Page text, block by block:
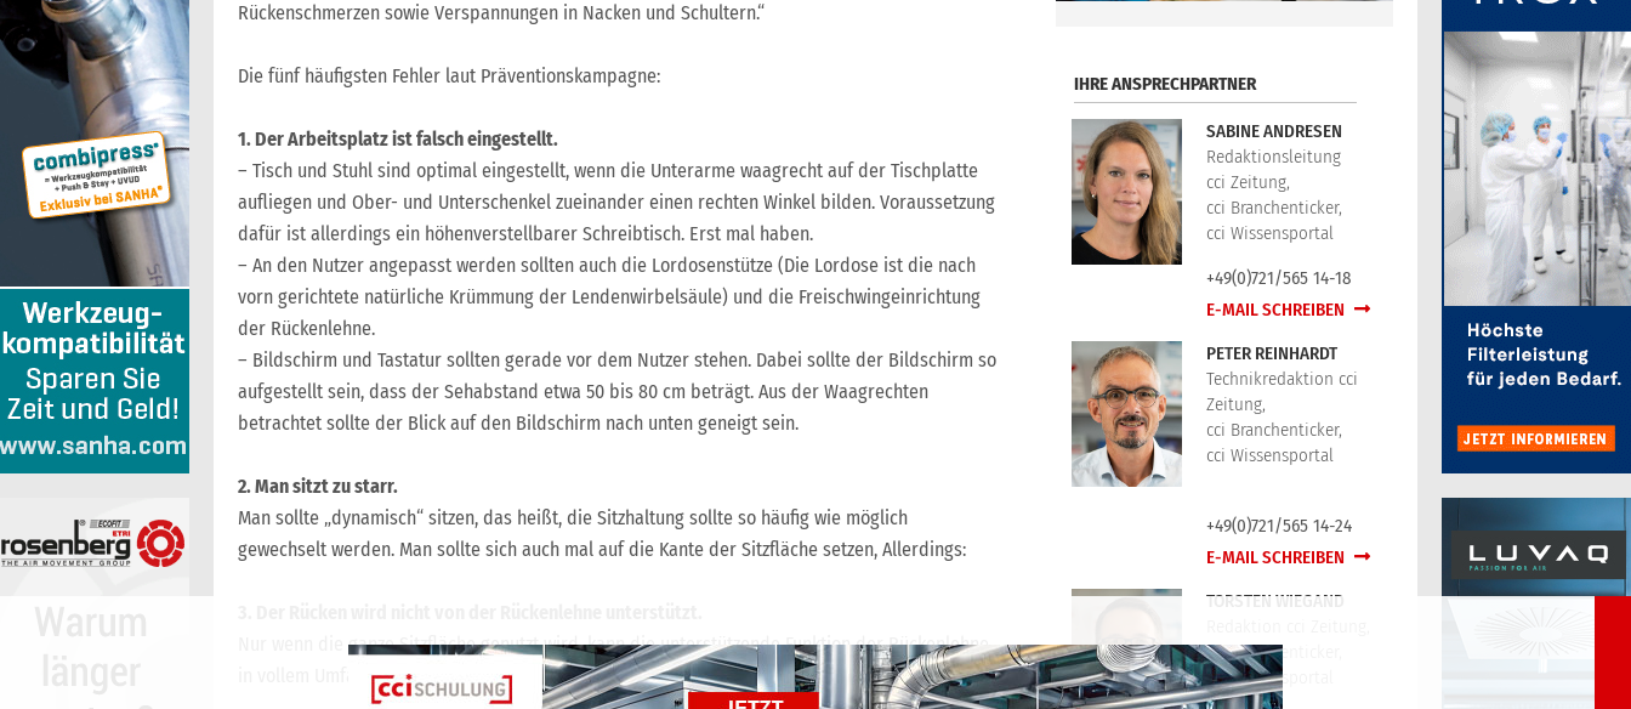
Rückenschmerzen sowie Verspannungen in Nacken und Schultern.“
Die fünf häufigsten Fehler laut Präventionskampagne:
1. Der Arbeitsplatz ist falsch eingestellt.
– Tisch und Stuhl sind optimal eingestellt, wenn die Unterarme waagrecht auf der Tischplatte
aufliegen und Ober- und Unterschenkel zueinander einen rechten Winkel bilden. Voraussetzung
dafür ist allerdings ein höhenverstellbarer Schreibtisch. Erst mal haben.
– An den Nutzer angepasst werden sollten auch die Lordosenstütze (Die Lordose ist die nach
vorn gerichtete natürliche Krümmung der Lendenwirbelsäule) und die Freischwingeinrichtung
der Rückenlehne.
– Bildschirm und Tastatur sollten gerade vor dem Nutzer stehen. Dabei sollte der Bildschirm so
aufgestellt sein, dass der Sehabstand etwa 50 bis 80 cm beträgt. Aus der Waagrechten
betrachtet sollte der Blick auf den Bildschirm nach unten geneigt sein.
2. Man sitzt zu starr.
Man sollte „dynamisch“ sitzen, das heißt, die Sitzhaltung sollte so häufig wie möglich
gewechselt werden. Man sollte sich auch mal auf die Kante der Sitzfläche setzen, Allerdings:
Nur wenn die ganze Sitzfläche genutzt wird, kann die unterstützende Funktion der Rückenlehne
in vollem Umfang genutzt werden.
IHRE ANSPRECHPARTNER
SABINE ANDRESEN
Redaktionsleitung
cci Zeitung,
cci Branchenticker,
cci Wissensportal
+49(0)721/565 14-18
E-MAIL SCHREIBEN
PETER REINHARDT
Technikredaktion cci
Zeitung,
cci Branchenticker,
cci Wissensportal
+49(0)721/565 14-24
E-MAIL SCHREIBEN
TORSTEN WIEGAND
cci Branchenticker,
cci Wissensportal